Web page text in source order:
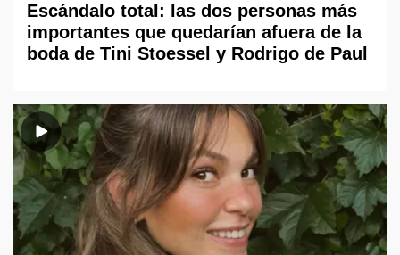
Escándalo total: las dos personas más
importantes que quedarían afuera de la
boda de Tini Stoessel y Rodrigo de Paul